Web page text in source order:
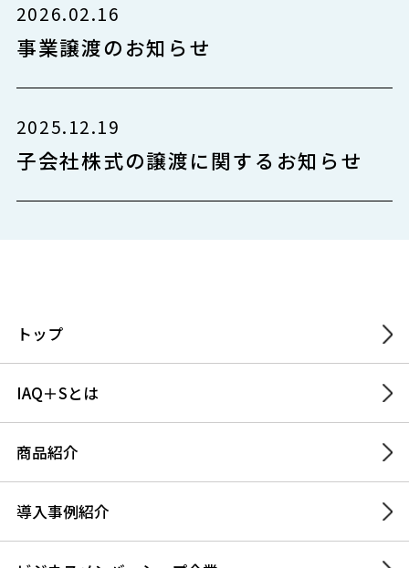
2026.02.16
事業譲渡のお知らせ
2025.12.19
子会社株式の譲渡に関するお知らせ
トップ
IAQ＋Sとは
商品紹介
導入事例紹介